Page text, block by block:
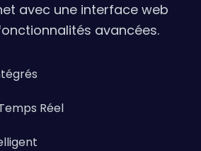
avec une interface web
avancées.
Réel